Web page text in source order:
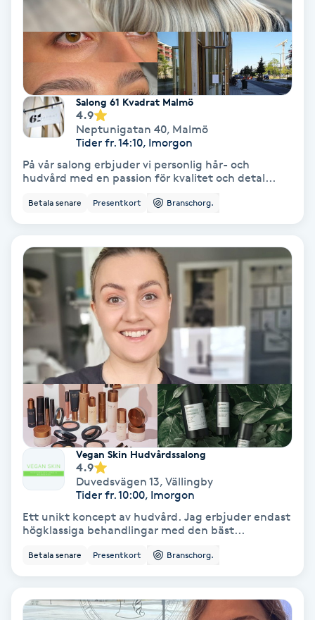
Hårvård
Hälsprickor
Idrottsmassage
IPL hårborttagning
IR-massage
Japansk massage
Katun fransar
Kemisk peeling
Keratinbehandling
Kinesiologi
Salong 61 Kvadrat Malmö
4.9
Neptunigatan 40, Malmö
Tider fr. 14:10, Imorgon
På vår salong erbjuder vi personlig hår- och
hudvård med en passion för kvalitet och detal...
Betala senare Presentkort Branschorg.
Vegan Skin Hudvårdssalong
4.9
Duvedsvägen 13, Vällingby
Tider fr. 10:00, Imorgon
Ett unikt koncept av hudvård. Jag erbjuder endast
högklassiga behandlingar med den bäst...
Betala senare Presentkort Branschorg.